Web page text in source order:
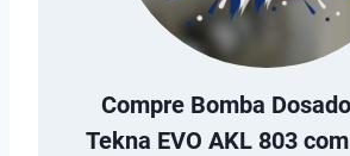
Compre Bomba
Tekna EVO AKL 803